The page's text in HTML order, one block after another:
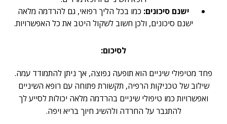
ישנם סיכונים: כמו בכל הליך רפואי, גם להרדמה מלאה
ישנם סיכונים, ולכן חשוב לשקול היטב את כל האפשרויות.
לסיכום:
פחד מטיפולי שיניים הוא תופעה נפוצה, אך ניתן להתמודד עמה.
שילוב של טכניקות הרפיה, תקשורת פתוחה עם רופא השיניים
ואפשרויות כמו טיפולי שיניים בהרדמה מלאה יכולות לסייע לך
להתגבר על החרדה ולהשיג חיוך בריא ויפה.